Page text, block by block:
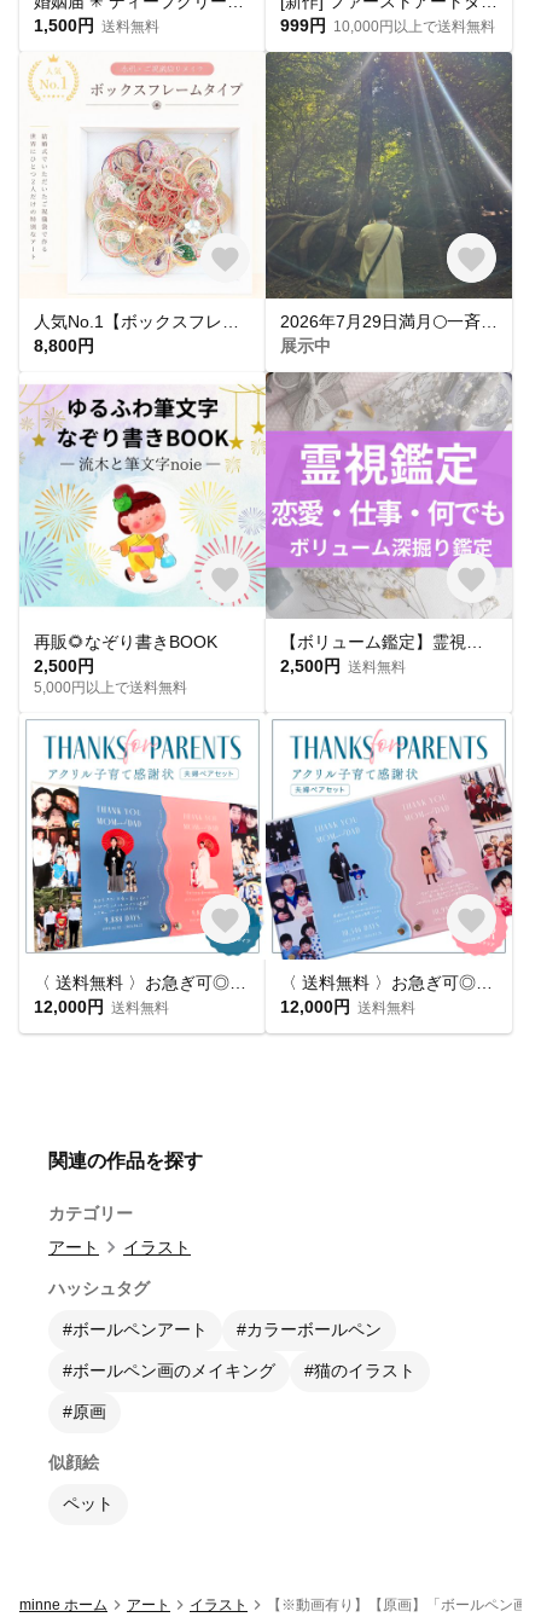
1,500円 送料無料
999円
10,000円以上で送料無料
8,800円
展示中
再販🌻なぞり書きBOOK
2,500円
5,000円以上で送料無料
2,500円 送料無料
12,000円 送料無料
12,000円 送料無料
関連の作品を探す
カテゴリー
アート
イラスト
ハッシュタグ
#ボールペンアート #カラーボールペン
#ボールペン画のメイキング #猫のイラスト
#原画
似顔絵
ペット
minne ホーム アート イラスト
【※動画有り】【原画】「ボールペン画